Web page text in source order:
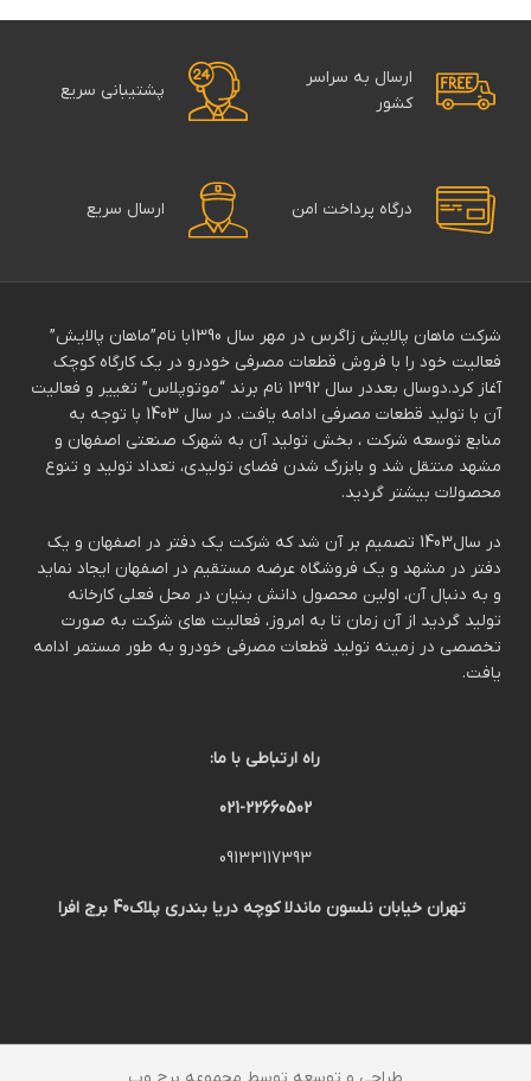
ارسال به سراسر
کشور
پشتیبانی سریع
درگاه پرداخت امن ارسال سریع
شرکت ماهان پالایش زاگرس در مهر سال 1390با نام”ماهان پالایش”
فعالیت خود را با فروش قطعات مصرفی خودرو در یک کارگاه کوچک
آغاز کرد.دوسال بعددر سال 1392 نام برند “موتوپلاس” تغییر و فعالیت
آن با تولید قطعات مصرفی ادامه یافت. در سال 1403 با توجه به
منابع توسعه شرکت ، بخش تولید آن به شهرک صنعتی اصفهان و
مشهد منتقل شد و بابزرگ شدن فضای تولیدی، تعداد تولید و تنوع
محصولات بیشتر گردید.
در سال1403 تصمیم بر آن شد که شرکت یک دفتر در اصفهان و یک
دفتر در مشهد و یک فروشگاه عرضه مستقیم در اصفهان ایجاد نماید
و به دنبال آن، اولین محصول دانش بنیان در محل فعلی کارخانه
تولید گردید از آن زمان تا به امروز، فعالیت های شرکت به صورت
تخصصی در زمینه تولید قطعات مصرفی خودرو به طور مستمر ادامه
یافت.
راه ارتباطی با ما:
021-22660502
09133117393
تهران خیابان نلسون ماندلا کوچه دریا بندری پلاک40 برج افرا